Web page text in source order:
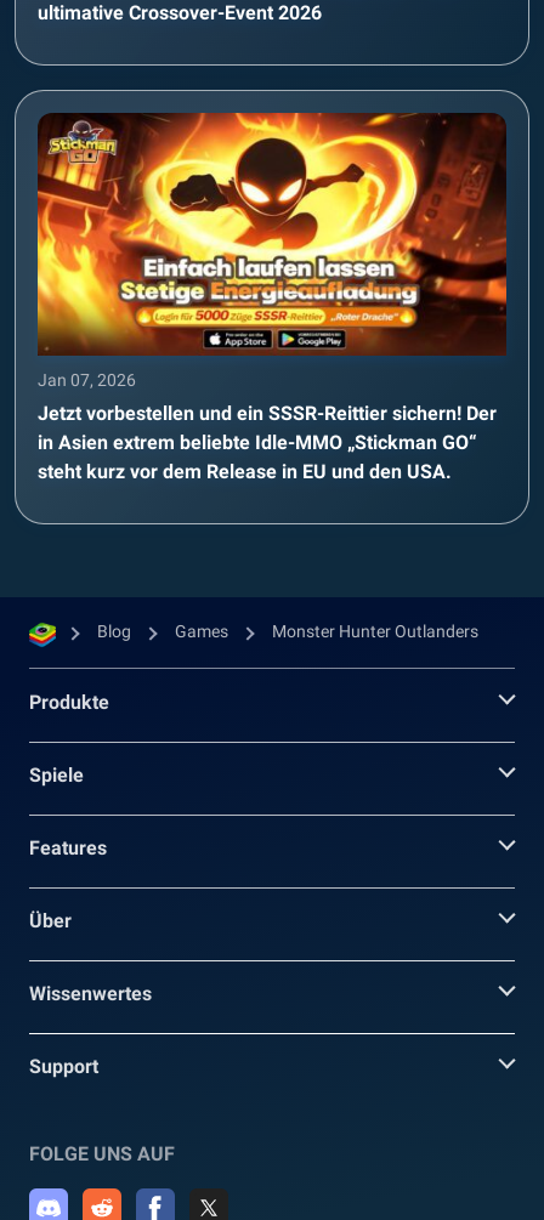
ultimative Crossover-Event 2026
Jan 07, 2026
Jetzt vorbestellen und ein SSSR-Reittier sichern! Der
in Asien extrem beliebte Idle-MMO „Stickman GO“
steht kurz vor dem Release in EU und den USA.
Blog Games Monster Hunter Outlanders
Produkte
Spiele
Features
Über
Wissenwertes
Support
FOLGE UNS AUF